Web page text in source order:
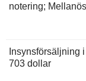
notering;
Insynsförsäljning
703 dollar